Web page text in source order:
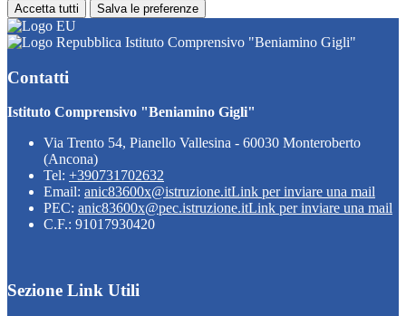
Accetta tutti Salva le preferenze
Istituto Comprensivo "Beniamino Gigli"
Contatti
Istituto Comprensivo "Beniamino Gigli"
Via Trento 54, Pianello Vallesina - 60030 Monteroberto
(Ancona)
Tel: +390731702632
Email: anic83600x@istruzione.itLink per inviare una mail
PEC: anic83600x@pec.istruzione.itLink per inviare una mail
C.F.: 91017930420
Sezione Link Utili